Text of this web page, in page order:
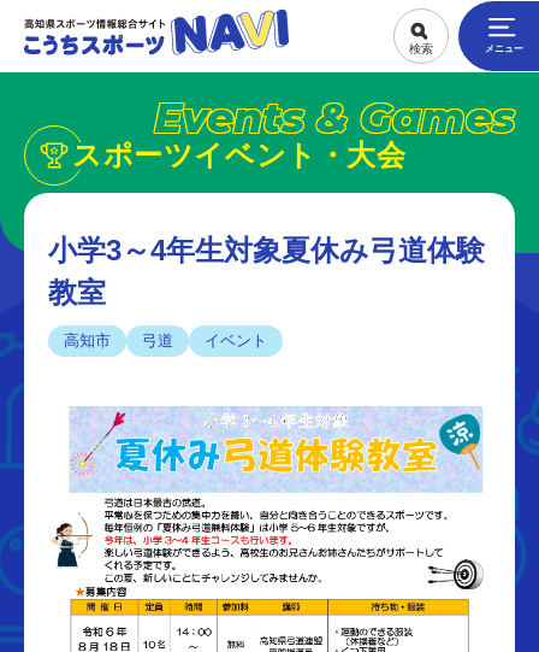
Events & Games
スポーツイベント・大会
小学3～4年生対象夏休み弓道体験
教室
高知市 弓道 イベント